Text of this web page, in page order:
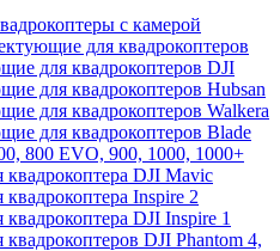
с камерой
для квадрокоптеров
для квадрокоптеров DJI
для квадрокоптеров Hubsan
для квадрокоптеров Walkera
для квадрокоптеров Blade
800 EVO, 900, 1000, 1000+
квадрокоптера DJI Mavic
квадрокоптера Inspire 2
квадрокоптера DJI Inspire 1
квадрокоптеров DJI Phantom 4,